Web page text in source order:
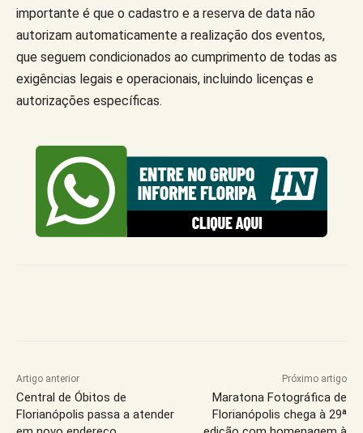
importante é que o cadastro e a reserva de data não
autorizam automaticamente a realização dos eventos,
que seguem condicionados ao cumprimento de todas as
exigências legais e operacionais, incluindo licenças e
autorizações específicas.
Artigo anterior
Central de Óbitos de
Florianópolis passa a atender
Próximo artigo
Maratona Fotográfica de
Florianópolis chega à 29ª